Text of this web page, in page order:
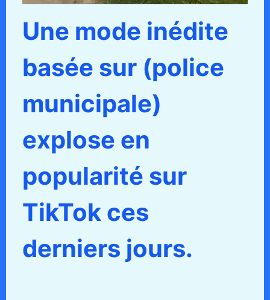
Une mode inédite
basée sur (police
municipale)
explose en
popularité sur
TikTok ces
derniers jours.